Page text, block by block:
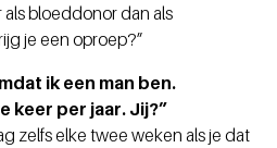
als bloeddonor dan als
je een oproep?”
ik een man ben.
keer per jaar. Jij?”
zelfs elke twee weken als je dat